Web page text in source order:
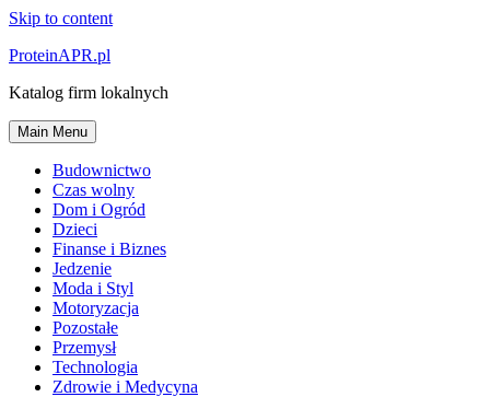
Skip to content
ProteinAPR.pl
Katalog firm lokalnych
Main Menu
Budownictwo
Czas wolny
Dom i Ogród
Dzieci
Finanse i Biznes
Jedzenie
Moda i Styl
Motoryzacja
Pozostałe
Przemysł
Technologia
Zdrowie i Medycyna